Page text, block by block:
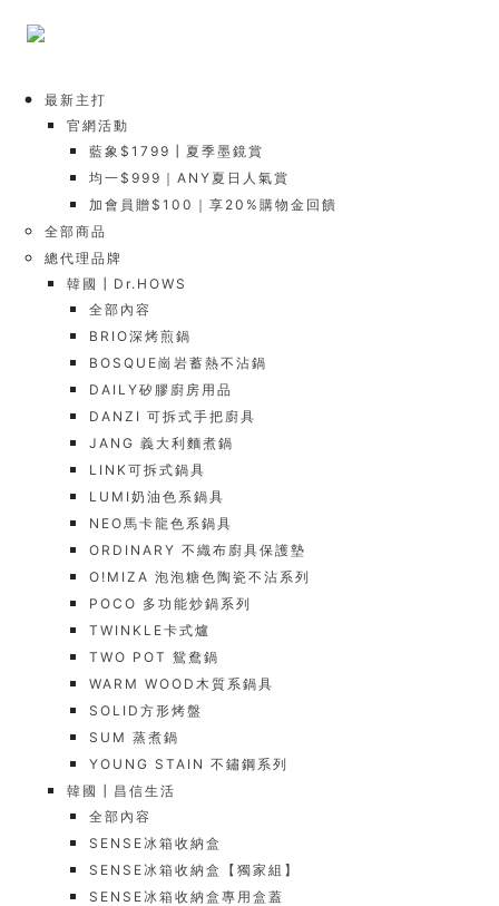
最新主打
官網活動
藍象$1799┃夏季墨鏡賞
均一$999｜ANY夏日人氣賞
加會員贈$100｜享20%購物金回饋
全部商品
總代理品牌
韓國┃Dr.HOWS
全部內容
BRIO深烤煎鍋
BOSQUE崗岩蓄熱不沾鍋
DAILY矽膠廚房用品
DANZI 可拆式手把廚具
JANG 義大利麵煮鍋
LINK可拆式鍋具
LUMI奶油色系鍋具
NEO馬卡龍色系鍋具
ORDINARY 不織布廚具保護墊
O!MIZA 泡泡糖色陶瓷不沾系列
POCO 多功能炒鍋系列
TWINKLE卡式爐
TWO POT 鴛鴦鍋
WARM WOOD木質系鍋具
SOLID方形烤盤
SUM 蒸煮鍋
YOUNG STAIN 不鏽鋼系列
韓國┃昌信生活
全部內容
SENSE冰箱收納盒
SENSE冰箱收納盒【獨家組】
SENSE冰箱收納盒專用盒蓋